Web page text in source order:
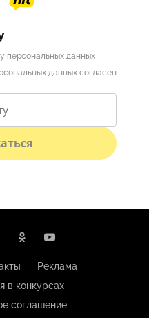
персональных данных
данных согласен
Реклама
в конкурсах
соглашение